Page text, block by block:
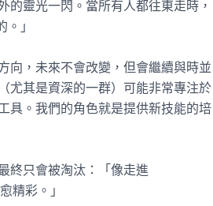
的靈光一閃。當所有人都往東走時，
」
向，未來不會改變，但會繼續與時並
尤其是資深的一群）可能非常專注於
具。我們的角色就是提供新技能的培
終只會被淘汰：「像走進
精彩。」